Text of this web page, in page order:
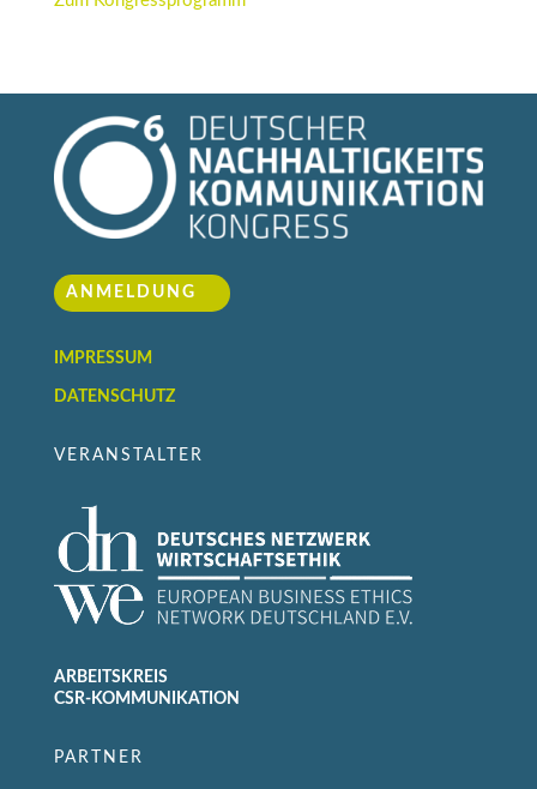
ANMELDUNG
IMPRESSUM
DATENSCHUTZ
VERANSTALTER
ARBEITSKREIS
CSR-KOMMUNIKATION
PARTNER